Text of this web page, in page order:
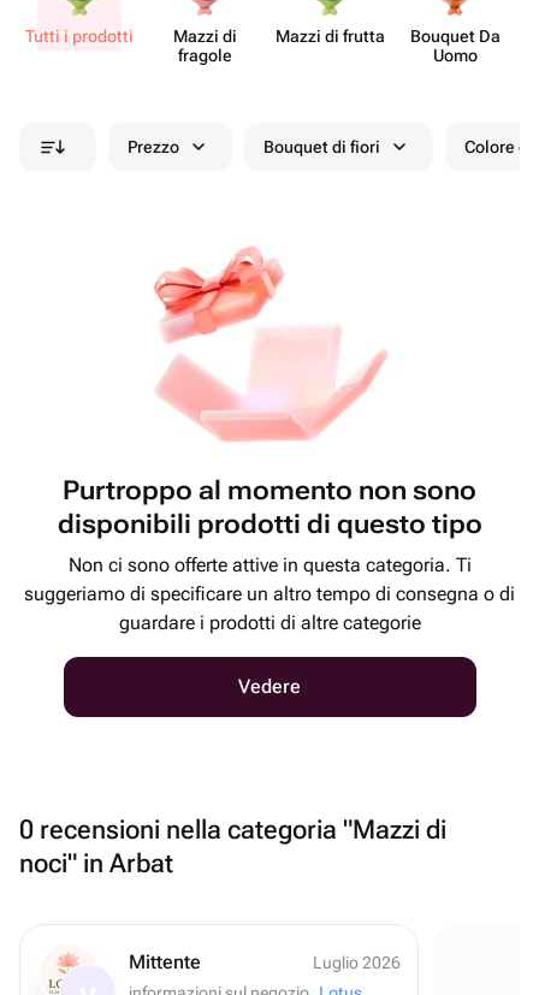
Tutti i prodotti
Mazzi di
fragole
Mazzi di frutta
Bouquet Da
Uomo
Prezzo Bouquet di fiori Colore
Purtroppo al momento non sono
disponibili prodotti di questo tipo
Non ci sono offerte attive in questa categoria. Ti
suggeriamo di specificare un altro tempo di consegna o di
guardare i prodotti di altre categorie
Vedere
0 recensioni nella categoria "Mazzi di
noci" in Arbat
Mittente
Luglio 2026